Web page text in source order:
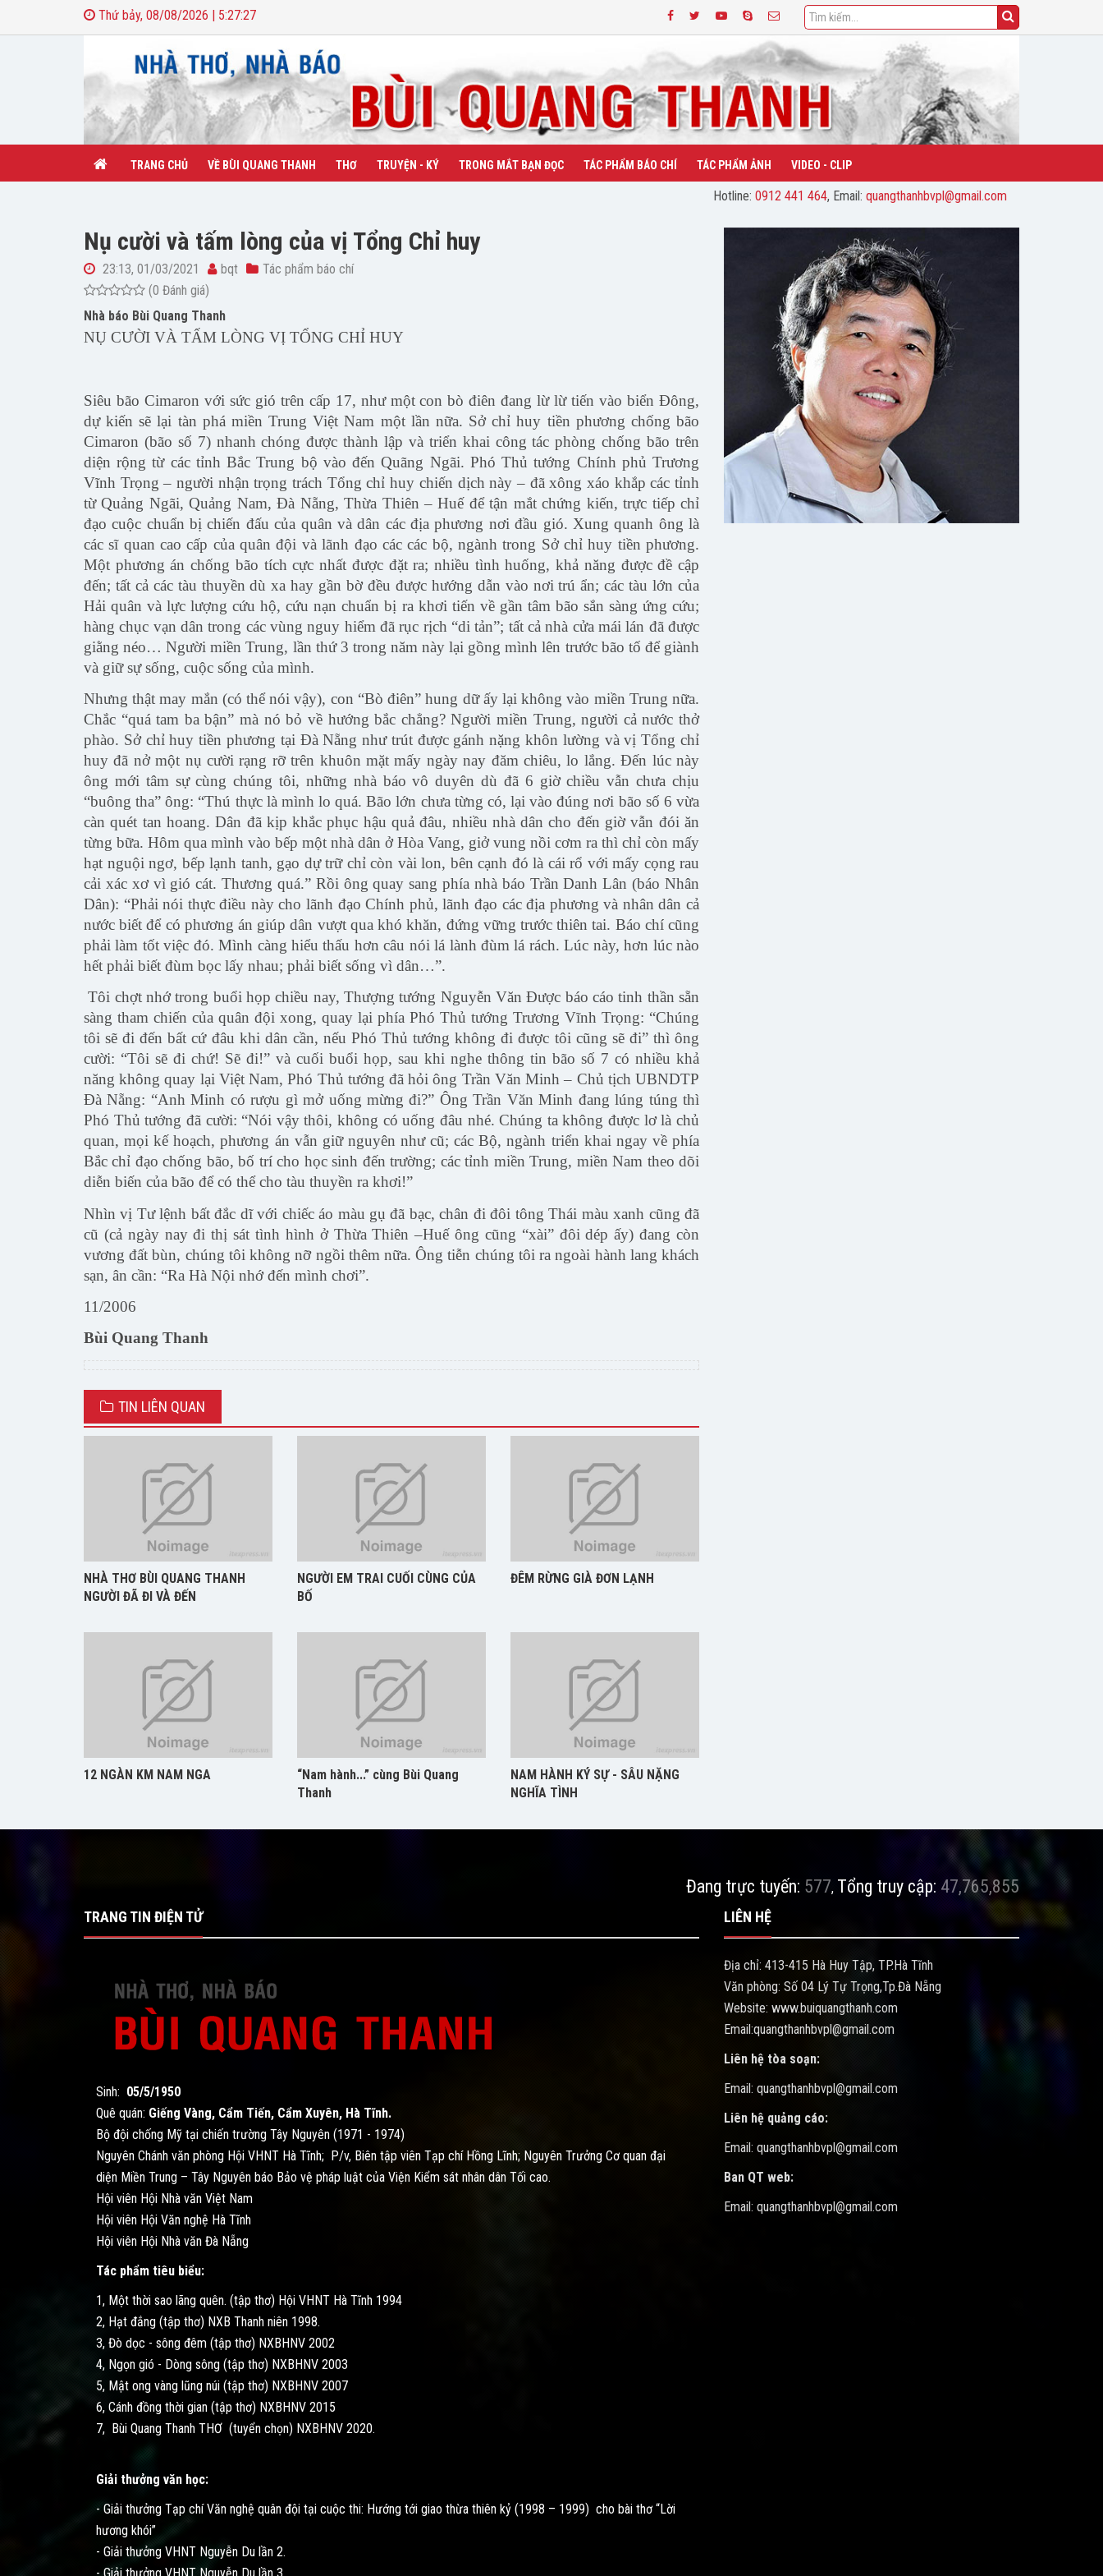
Thứ bảy, 08/08/2026 | 5:27:28
TRANG CHỦ VỀ BÙI QUANG THANH THƠ TRUYỆN - KÝ TRONG MẮT BẠN ĐỌC TÁC PHẨM BÁO CHÍ TÁC PHẨM ẢNH VIDEO - CLIP
Hotline: 0912 441 464, Email: quangthanhbvpl@gmail.com
Nụ cười và tấm lòng của vị Tổng Chỉ huy
23:13, 01/03/2021 bqt
Tác phẩm báo chí
(0 Đánh giá)
Nhà báo Bùi Quang Thanh
NỤ CƯỜI VÀ TẤM LÒNG VỊ TỔNG CHỈ HUY
Siêu bão Cimaron với sức gió trên cấp 17, như một con bò điên đang lừ lừ tiến vào biển Đông,
dự kiến sẽ lại tàn phá miền Trung Việt Nam một lần nữa. Sở chỉ huy tiền phương chống bão
Cimaron (bão số 7) nhanh chóng được thành lập và triển khai công tác phòng chống bão trên
diện rộng từ các tỉnh Bắc Trung bộ vào đến Quãng Ngãi. Phó Thủ tướng Chính phủ Trương
Vĩnh Trọng – người nhận trọng trách Tổng chỉ huy chiến dịch này – đã xông xáo khắp các tỉnh
từ Quảng Ngãi, Quảng Nam, Đà Nẵng, Thừa Thiên – Huế để tận mắt chứng kiến, trực tiếp chỉ
đạo cuộc chuẩn bị chiến đấu của quân và dân các địa phương nơi đầu gió. Xung quanh ông là
các sĩ quan cao cấp của quân đội và lãnh đạo các các bộ, ngành trong Sở chỉ huy tiền phương.
Một phương án chống bão tích cực nhất được đặt ra; nhiều tình huống, khả năng được đề cập
đến; tất cả các tàu thuyền dù xa hay gần bờ đều được hướng dẫn vào nơi trú ẩn; các tàu lớn của
Hải quân và lực lượng cứu hộ, cứu nạn chuẩn bị ra khơi tiến về gần tâm bão sắn sàng ứng cứu;
hàng chục vạn dân trong các vùng nguy hiểm đã rục rịch “di tản”; tất cả nhà cửa mái lán đã được
giằng néo… Người miền Trung, lần thứ 3 trong năm này lại gồng mình lên trước bão tố để giành
và giữ sự sống, cuộc sống của mình.
Nhưng thật may mắn (có thể nói vậy), con “Bò điên” hung dữ ấy lại không vào miền Trung nữa.
Chắc “quá tam ba bận” mà nó bỏ về hướng bắc chẳng? Người miền Trung, người cả nước thở
phào. Sở chỉ huy tiền phương tại Đà Nẵng như trút được gánh nặng khôn lường và vị Tổng chỉ
huy đã nở một nụ cười rạng rỡ trên khuôn mặt mấy ngày nay đăm chiêu, lo lắng. Đến lúc này
ông mới tâm sự cùng chúng tôi, những nhà báo vô duyên dù đã 6 giờ chiều vẫn chưa chịu
“buông tha” ông: “Thú thực là mình lo quá. Bão lớn chưa từng có, lại vào đúng nơi bão số 6 vừa
càn quét tan hoang. Dân đã kịp khắc phục hậu quả đâu, nhiều nhà dân cho đến giờ vẫn đói ăn
từng bữa. Hôm qua mình vào bếp một nhà dân ở Hòa Vang, giở vung nồi cơm ra thì chỉ còn mấy
hạt nguội ngơ, bếp lạnh tanh, gạo dự trữ chỉ còn vài lon, bên cạnh đó là cái rổ với mấy cọng rau
cải xác xơ vì gió cát. Thương quá.” Rồi ông quay sang phía nhà báo Trần Danh Lân (báo Nhân
Dân): “Phải nói thực điều này cho lãnh đạo Chính phủ, lãnh đạo các địa phương và nhân dân cả
nước biết để có phương án giúp dân vượt qua khó khăn, đứng vững trước thiên tai. Báo chí cũng
phải làm tốt việc đó. Mình càng hiểu thấu hơn câu nói lá lành đùm lá rách. Lúc này, hơn lúc nào
hết phải biết đùm bọc lấy nhau; phải biết sống vì dân…”.
Tôi chợt nhớ trong buổi họp chiều nay, Thượng tướng Nguyễn Văn Được báo cáo tinh thần sẵn
sàng tham chiến của quân đội xong, quay lại phía Phó Thủ tướng Trương Vĩnh Trọng: “Chúng
tôi sẽ đi đến bất cứ đâu khi dân cần, nếu Phó Thủ tướng không đi được tôi cũng sẽ đi” thì ông
cười: “Tôi sẽ đi chứ! Sẽ đi!” và cuối buổi họp, sau khi nghe thông tin bão số 7 có nhiều khả
năng không quay lại Việt Nam, Phó Thủ tướng đã hỏi ông Trần Văn Minh – Chủ tịch UBNDTP
Đà Nẵng: “Anh Minh có rượu gì mở uống mừng đi?” Ông Trần Văn Minh đang lúng túng thì
Phó Thủ tướng đã cười: “Nói vậy thôi, không có uống đâu nhé. Chúng ta không được lơ là chủ
quan, mọi kế hoạch, phương án vẫn giữ nguyên như cũ; các Bộ, ngành triển khai ngay về phía
Bắc chỉ đạo chống bão, bố trí cho học sinh đến trường; các tỉnh miền Trung, miền Nam theo dõi
diễn biến của bão để có thể cho tàu thuyền ra khơi!”
Nhìn vị Tư lệnh bất đắc dĩ với chiếc áo màu gụ đã bạc, chân đi đôi tông Thái màu xanh cũng đã
cũ (cả ngày nay đi thị sát tình hình ở Thừa Thiên –Huế ông cũng “xài” đôi dép ấy) đang còn
vương đất bùn, chúng tôi không nỡ ngồi thêm nữa. Ông tiễn chúng tôi ra ngoài hành lang khách
sạn, ân cần: “Ra Hà Nội nhớ đến mình chơi”.
11/2006
Bùi Quang Thanh
TIN LIÊN QUAN
NHÀ THƠ BÙI QUANG THANH
NGƯỜI ĐÃ ĐI VÀ ĐẾN
NGƯỜI EM TRAI CUỐI CÙNG CỦA
BỐ
ĐÊM RỪNG GIÀ ĐƠN LẠNH
12 NGÀN KM NAM NGA
“Nam hành...” cùng Bùi Quang
Thanh
NAM HÀNH KÝ SỰ - SÂU NẶNG
NGHĨA TÌNH
Đang trực tuyến: 577, Tổng truy cập: 47,765,855
TRANG TIN ĐIỆN TỬ
Sinh: 05/5/1950
Quê quán: Giếng Vàng, Cẩm Tiến, Cẩm Xuyên, Hà Tĩnh.
Bộ đội chống Mỹ tại chiến trường Tây Nguyên (1971 - 1974)
Nguyên Chánh văn phòng Hội VHNT Hà Tĩnh; P/v, Biên tập viên Tạp chí Hồng Lĩnh; Nguyên Trưởng Cơ quan đại
diện Miền Trung – Tây Nguyên báo Bảo vệ pháp luật của Viện Kiểm sát nhân dân Tối cao.
Hội viên Hội Nhà văn Việt Nam
Hội viên Hội Văn nghệ Hà Tĩnh
Hội viên Hội Nhà văn Đà Nẵng
Tác phẩm tiêu biểu:
1, Một thời sao lãng quên. (tập thơ) Hội VHNT Hà Tĩnh 1994
2, Hạt đắng (tập thơ) NXB Thanh niên 1998.
3, Đò dọc - sông đêm (tập thơ) NXBHNV 2002
4, Ngọn gió - Dòng sông (tập thơ) NXBHNV 2003
5, Mật ong vàng lũng núi (tập thơ) NXBHNV 2007
6, Cánh đồng thời gian (tập thơ) NXBHNV 2015
7, Bùi Quang Thanh THƠ (tuyển chọn) NXBHNV 2020.
Giải thưởng văn học:
- Giải thưởng Tạp chí Văn nghệ quân đội tại cuộc thi: Hướng tới giao thừa thiên kỷ (1998 – 1999) cho bài thơ “Lời
hương khói”
- Giải thưởng VHNT Nguyễn Du lần 2.
LIÊN HỆ
Địa chỉ: 413-415 Hà Huy Tập, TP.Hà Tĩnh
Văn phòng: Số 04 Lý Tự Trọng,Tp.Đà Nẵng
Website: www.buiquangthanh.com
Email:quangthanhbvpl@gmail.com
Liên hệ tòa soạn:
Email: quangthanhbvpl@gmail.com
Liên hệ quảng cáo:
Email: quangthanhbvpl@gmail.com
Ban QT web:
Email: quangthanhbvpl@gmail.com